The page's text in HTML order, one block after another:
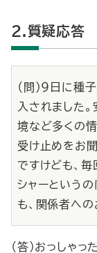
2.質疑応答
（問）９日に
入されました
境など多くの
受け止めをお
ですけども、
シャーという
も、関係者へ
（答）おっしゃ